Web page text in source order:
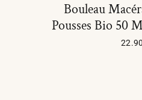
Bouleau
Pousses Bio 50
22.90